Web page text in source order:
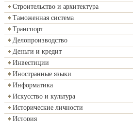
Строительство и архитектура
Таможенная система
Транспорт
Делопроизводство
Деньги и кредит
Инвестиции
Иностранные языки
Информатика
Искусство и культура
Исторические личности
История